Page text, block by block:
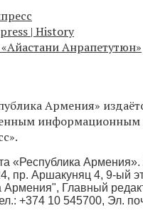
| History
«Айастани Анрапетутюн»
Армения»
информационным
«Республика
пр. Аршакуняц 4, 9-ый
Армения", Главный
+374 10 545700, Эл.